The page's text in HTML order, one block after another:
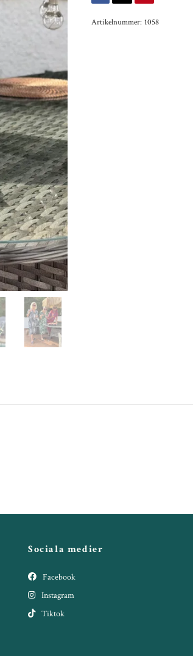
Artikelnummer: 1058
Sociala medier
Facebook
Instagram
Tiktok